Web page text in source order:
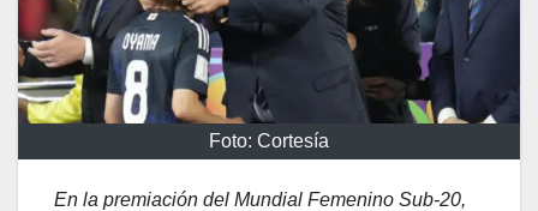
Foto: Cortesía
En la premiación del Mundial Femenino Sub-20,